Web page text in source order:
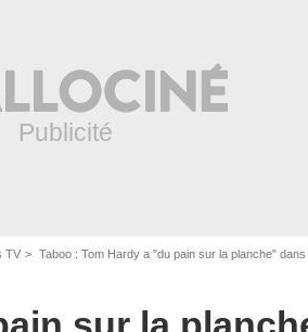
TV Taboo : Tom Hardy a "du pain sur la planche"